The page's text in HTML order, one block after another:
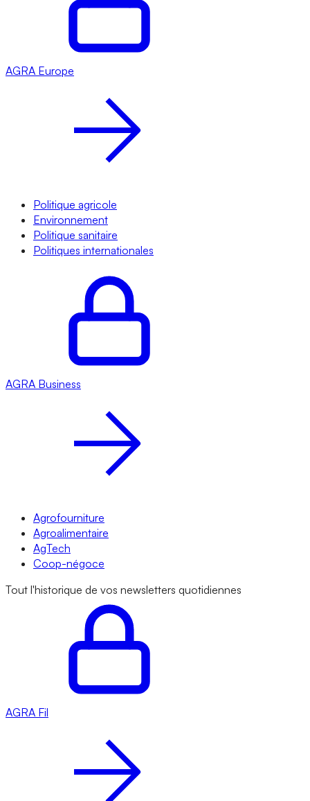
AGRA Europe
Politique agricole
Environnement
Politique sanitaire
Politiques internationales
AGRA Business
Agrofourniture
Agroalimentaire
AgTech
Coop-négoce
Tout l'historique de vos newsletters quotidiennes
AGRA Fil